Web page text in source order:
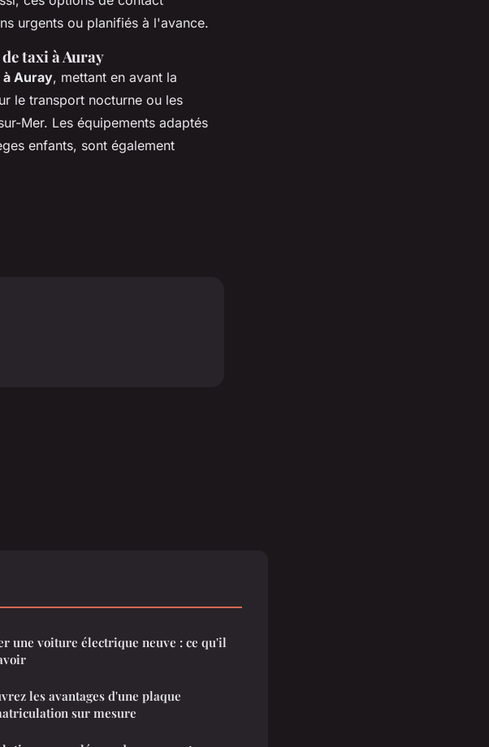
urgents ou planifiés à l'avance.
taxi à Auray
Auray, mettant en avant la
le transport nocturne ou les
Mer. Les équipements adaptés
enfants, sont également
une voiture électrique neuve : ce qu'il
les avantages d'une plaque
sur mesure